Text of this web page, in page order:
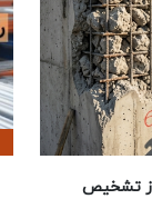
تشخیص